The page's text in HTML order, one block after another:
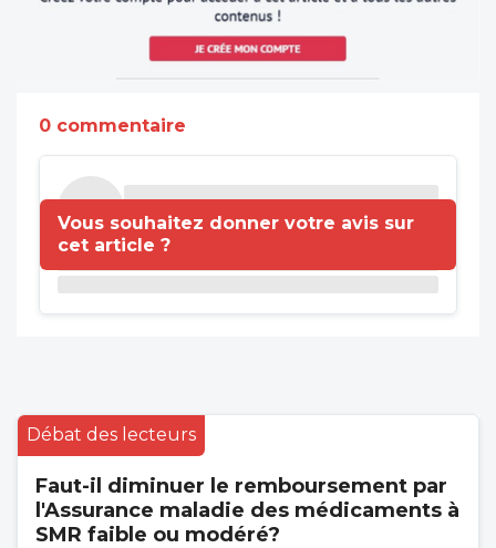
0 commentaire
Vous souhaitez donner votre avis sur
cet article ?
Débat des lecteurs
Faut-il diminuer le remboursement par
l'Assurance maladie des médicaments à
SMR faible ou modéré?